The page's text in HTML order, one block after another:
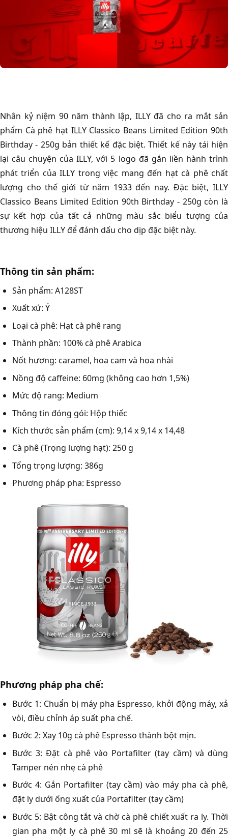
Nhân kỷ niệm 90 năm thành lập, ILLY đã cho ra mắt sản
phẩm Cà phê hạt ILLY Classico Beans Limited Edition 90th
Birthday - 250g bản thiết kế đặc biệt. Thiết kế này tái hiện
lại câu chuyện của ILLY, với 5 logo đã gắn liền hành trình
phát triển của ILLY trong việc mang đến hạt cà phê chất
lượng cho thế giới từ năm 1933 đến nay. Đặc biệt, ILLY
Classico Beans Limited Edition 90th Birthday - 250g còn là
sự kết hợp của tất cả những màu sắc biểu tượng của
thương hiệu ILLY để đánh dấu cho dịp đặc biệt này.
Thông tin sản phẩm:
Sản phẩm: A128ST
Xuất xứ: Ý
Loại cà phê: Hạt cà phê rang
Thành phần: 100% cà phê Arabica
Nốt hương: caramel, hoa cam và hoa nhài
Nồng độ caffeine: 60mg (không cao hơn 1,5%)
Mức độ rang: Medium
Thông tin đóng gói: Hộp thiếc
Kích thước sản phẩm (cm): 9,14 x 9,14 x 14,48
Cà phê (Trọng lượng hạt): 250 g
Tổng trọng lượng: 386g
Phương pháp pha: Espresso
Phương pháp pha chế:
Bước 1: Chuẩn bị máy pha Espresso, khởi động máy, xả
vòi, điều chỉnh áp suất pha chế.
Bước 2: Xay 10g cà phê Espresso thành bột mịn.
Bước 3: Đặt cà phê vào Portafilter (tay cầm) và dùng
Tamper nén nhẹ cà phê
Bước 4: Gắn Portafilter (tay cầm) vào máy pha cà phê,
đặt ly dưới ống xuất của Portafilter (tay cầm)
Bước 5: Bật công tắt và chờ cà phê chiết xuất ra ly. Thời
gian pha một ly cà phê 30 ml sẽ là khoảng 20 đến 25